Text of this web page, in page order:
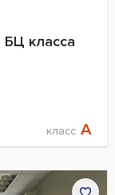
класса
класс A